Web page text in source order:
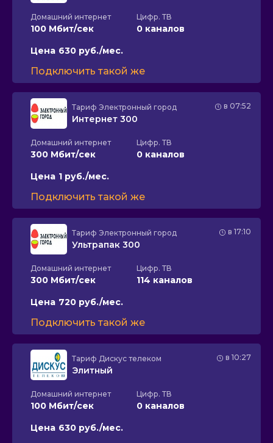
Домашний интернет
100 Мбит/сек
Цифр. ТВ
0 каналов
Цена 630 руб./мес.
Подключить такой же
в 07:52
Тариф Электронный город
Интернет 300
Домашний интернет
300 Мбит/сек
Цифр. ТВ
0 каналов
Цена 1 руб./мес.
Подключить такой же
в 17:10
Тариф Электронный город
Ультрапак 300
Домашний интернет
300 Мбит/сек
Цифр. ТВ
114 каналов
Цена 720 руб./мес.
Подключить такой же
в 10:27
Тариф Дискус телеком
Элитный
Домашний интернет
100 Мбит/сек
Цифр. ТВ
0 каналов
Цена 630 руб./мес.